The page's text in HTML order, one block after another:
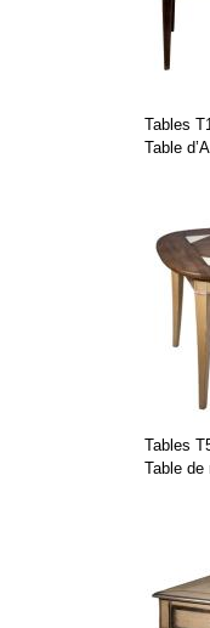
Tables
Table
Tables
Table de